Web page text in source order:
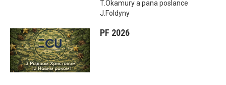
T.Okamury a pana poslance
J.Foldyny
PF 2026